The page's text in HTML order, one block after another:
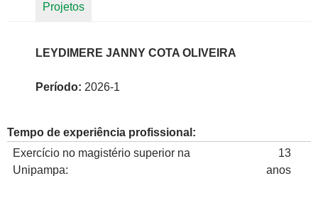
Projetos
LEYDIMERE JANNY COTA OLIVEIRA
Período: 2026-1
Tempo de experiência profissional:
Exercício no magistério superior na
Unipampa:
13
anos